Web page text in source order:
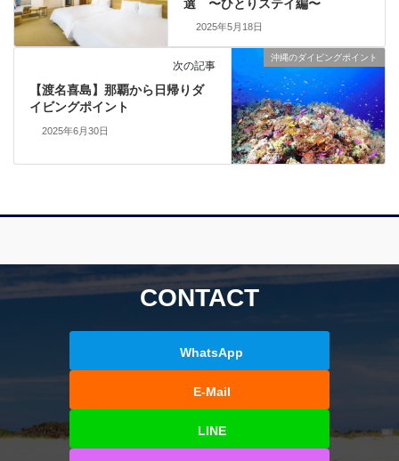
選 〜ひとりステイ編〜
2025年5月18日
沖縄のダイビングポイント
次の記事
【渡名喜島】那覇から日帰りダ
イビングポイント
2025年6月30日
CONTACT
WhatsApp
E-Mail
LINE